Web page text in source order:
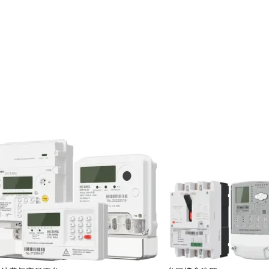
电、存储与管理，确保满足日
的智能技术都能确保系统性能与